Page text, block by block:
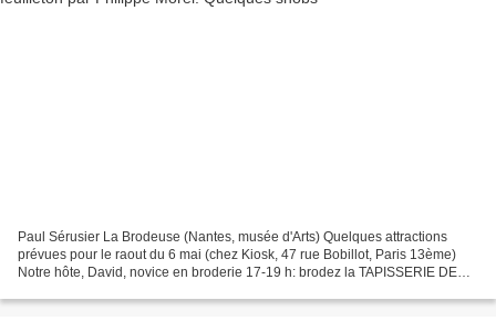
Paul Sérusier La Brodeuse (Nantes, musée d'Arts) Quelques attractions
prévues pour le raout du 6 mai (chez Kiosk, 47 rue Bobillot, Paris 13ème)
Notre hôte, David, novice en broderie 17-19 h: brodez la TAPISSERIE DE